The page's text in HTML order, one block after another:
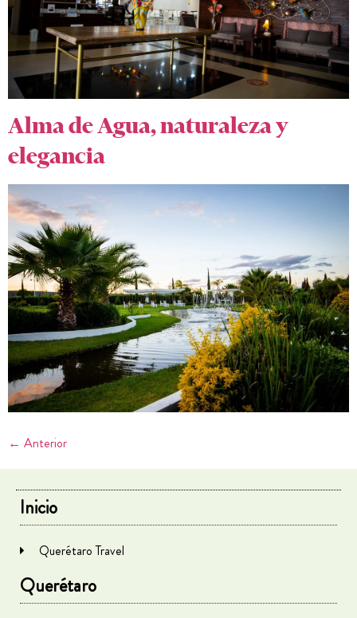
Alma de Agua, naturaleza y
elegancia
← Anterior
Inicio
Querétaro Travel
Querétaro